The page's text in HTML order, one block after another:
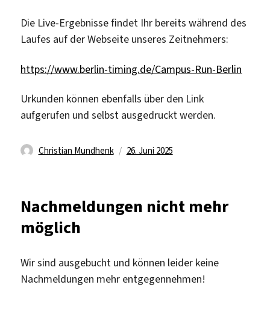
Die Live-Ergebnisse findet Ihr bereits während des
Laufes auf der Webseite unseres Zeitnehmers:
https://www.berlin-timing.de/Campus-Run-Berlin
Urkunden können ebenfalls über den Link
aufgerufen und selbst ausgedruckt werden.
Autor
Christian Mundhenk
Veröffentlicht
26. Juni 2025
Nachmeldungen nicht mehr
möglich
Wir sind ausgebucht und können leider keine
Nachmeldungen mehr entgegennehmen!